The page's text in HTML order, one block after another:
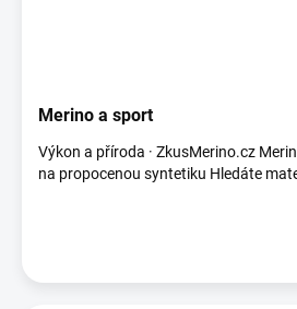
Merino a sport
Výkon a příroda · ZkusMerino.cz
na propocenou syntetiku Hledáte